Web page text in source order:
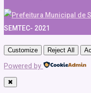
SEMTEC- 2021
Customize Reject All
Powered by
✖